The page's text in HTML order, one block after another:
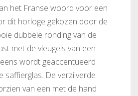
het Franse woord voor een
dit horloge gekozen door de
dubbele ronding van de
met de vleugels van een
wordt geaccentueerd
saffierglas. De verzilverde
van een met de hand